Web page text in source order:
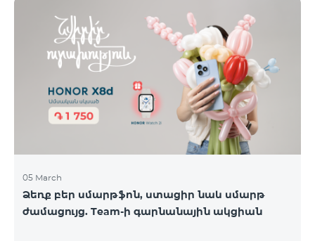
օպերատորների կողմից։ Ձայնային կապի և SMS
ծառայությունները շարունակում են գործել։
Իրադարձությունների վերաբերյալ լրացուցիչ
տեղեկատվություն կտրամադրվի իրավիճակի
փոփոխության դեպքում։ Շնորհակալություն
ըմբռնման համար։
05 March
Ձեռք բեր սմարթֆոն, ստացիր նաև սմարթ
ժամացույց. Team-ի գարնանային ակցիան